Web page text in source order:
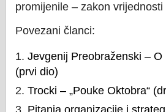
promijenile – zakon
Povezani članci:
Jevgenij Preobraženski –
(prvi dio)
Trocki – „Pouke Oktobra“
Pitanja organizacije i